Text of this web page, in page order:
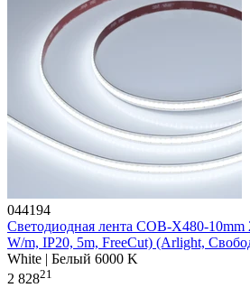
044194
Светодиодная лента COB-X480-
W/m, IP20, 5m, FreeCut) (Arlight,
White | Белый 6000 K
2 82821